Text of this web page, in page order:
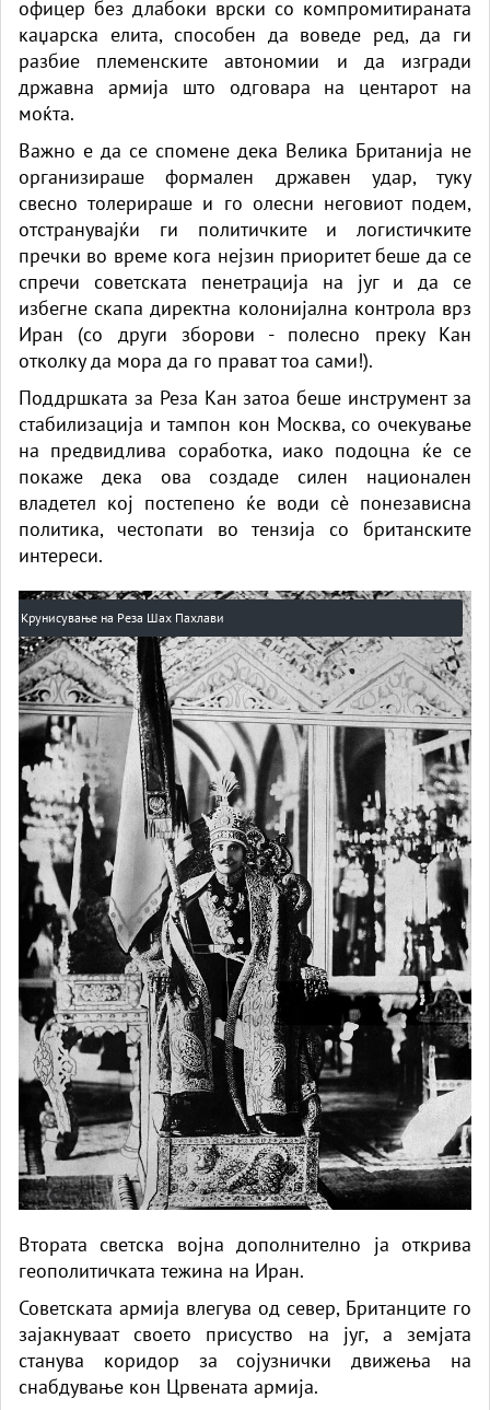
офицер без длабоки врски со компромитираната
каџарска елита, способен да воведе ред, да ги
разбие племенските автономии и да изгради
државна армија што одговара на центарот на
моќта.
Важно е да се спомене дека Велика Британија не
организираше формален државен удар, туку
свесно толерираше и го олесни неговиот подем,
отстранувајќи ги политичките и логистичките
пречки во време кога нејзин приоритет беше да се
спречи советската пенетрација на југ и да се
избегне скапа директна колонијална контрола врз
Иран (со други зборови - полесно преку Кан
отколку да мора да го прават тоа сами!).
Поддршката за Реза Кан затоа беше инструмент за
стабилизација и тампон кон Москва, со очекување
на предвидлива соработка, иако подоцна ќе се
покаже дека ова создаде силен национален
владетел кој постепено ќе води сè понезависна
политика, честопати во тензија со британските
интереси.
Крунисување на Реза Шах Пахлави
Втората светска војна дополнително ја открива
геополитичката тежина на Иран.
Советската армија влегува од север, Британците го
зајакнуваат своето присуство на југ, а земјата
станува коридор за сојузнички движења на
снабдување кон Црвената армија.